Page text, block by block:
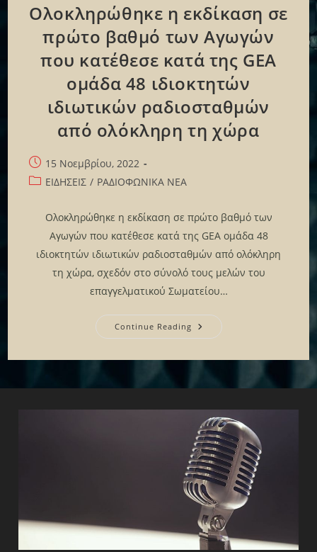
Ολοκληρώθηκε η εκδίκαση σε
πρώτο βαθμό των Αγωγών
που κατέθεσε κατά της GEA
ομάδα 48 ιδιοκτητών
ιδιωτικών ραδιοσταθμών
από ολόκληρη τη χώρα
Post
published:
15 Νοεμβρίου, 2022
PostΕΙΔΗΣΕΙΣ / ΡΑΔΙΟΦΩΝΙΚΑ ΝΕΑ
Ολοκληρώθηκε η εκδίκαση σε πρώτο βαθμό των
Αγωγών που κατέθεσε κατά της GEA ομάδα 48
ιδιοκτητών ιδιωτικών ραδιοσταθμών από ολόκληρη
τη χώρα, σχεδόν στο σύνολό τους μελών του
επαγγελματικού Σωματείου…
Continue ReadingΟλοκληρώθηκε
Η
Των
Κατέθεσε
Κατά
Της
GEA
Ομάδα
48
Ιδιοκτητών
Ιδιωτικών
Ραδιοσταθμών
Από
Ολόκληρη
Τη
Χώρα